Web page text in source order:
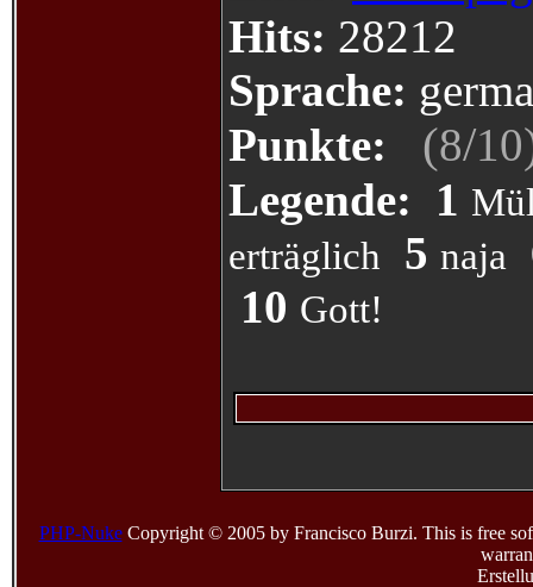
Hits: 28212
Sprache:
Punkte:
(8/10
Legende: 1
erträglich
5 naja
10 Gott!
PHP-NukeCopyright © 2005 by Francisco Burzi. This is free